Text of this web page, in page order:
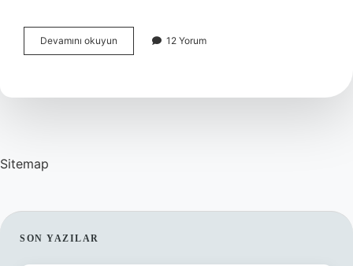
Devamını okuyun Futbolda
file
demek
12 Yorum
Sitemap
SIDEBAR
SON YAZILAR